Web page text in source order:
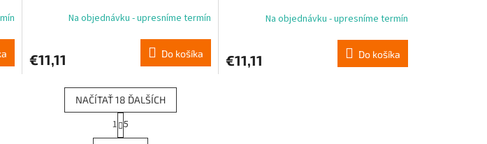
Na objednávku - upresníme termín
€11,11 Do košíka
Na objednávku - upresníme termín
€11,11 Do košíka
O
NAČÍTAŤ 18 ĎALŠÍCH
S
t
r
1 5